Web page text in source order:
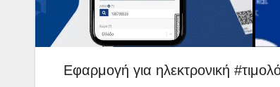
Εφαρμογή για ηλεκτρονική